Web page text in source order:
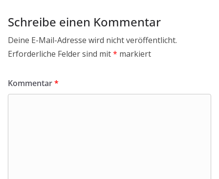
Schreibe einen Kommentar
Deine E-Mail-Adresse wird nicht veröffentlicht.
Erforderliche Felder sind mit* markiert
Kommentar*